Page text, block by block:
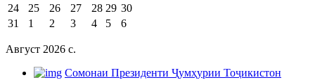
24
25 26 27 28 29 30
31
1 2 3 4 5 6
Август 2026 c.
Cомонаи Президенти Ҷумҳурии Тоҷикистон